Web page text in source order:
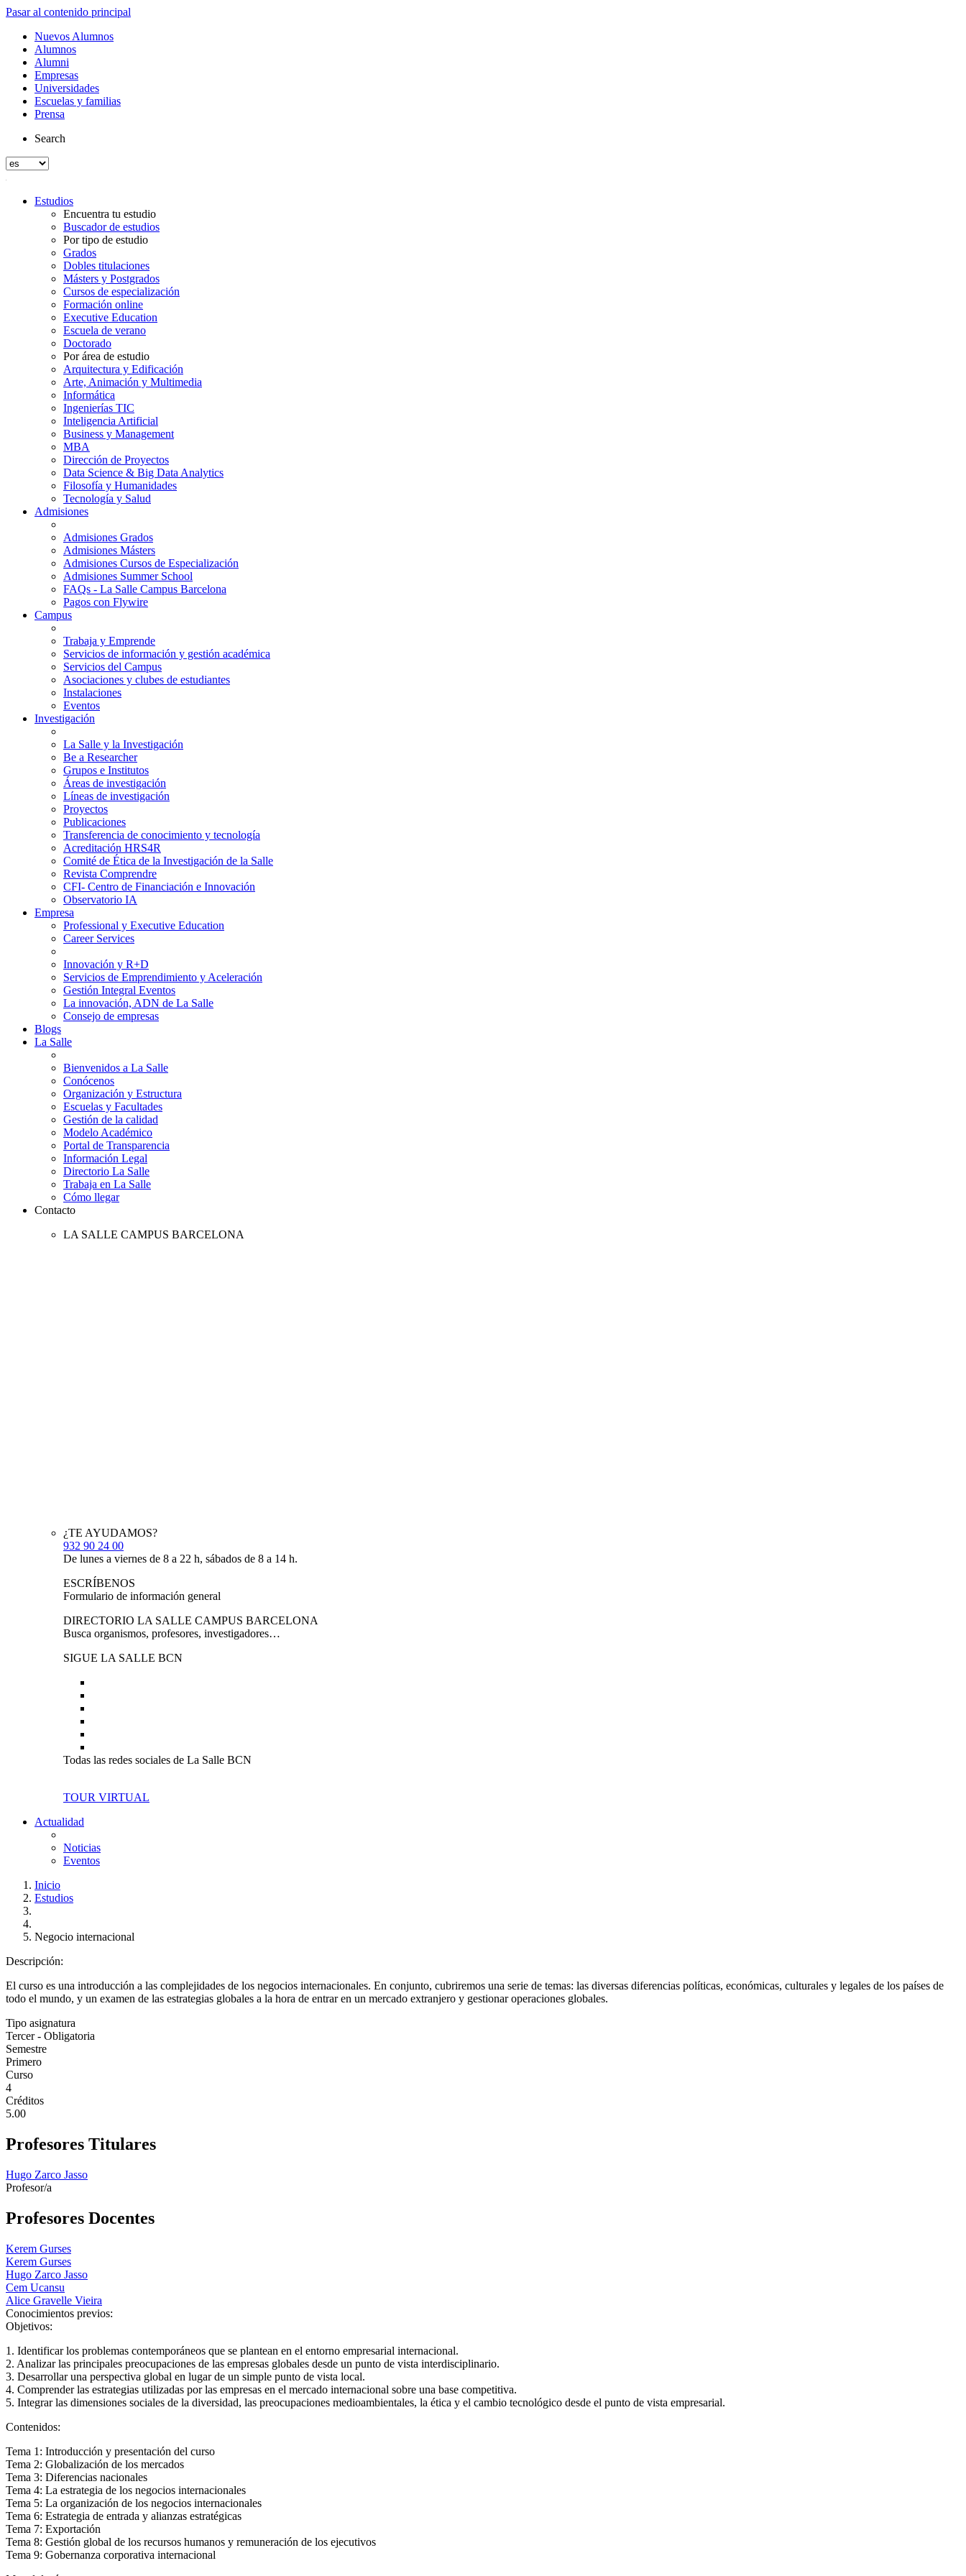
Pasar al contenido principal
Nuevos Alumnos
Alumnos
Alumni
Empresas
Universidades
Escuelas y familias
Prensa
Search
Estudios
Encuentra tu estudio
Buscador de estudios
Por tipo de estudio
Grados
Dobles titulaciones
Másters y Postgrados
Cursos de especialización
Formación online
Executive Education
Escuela de verano
Doctorado
Por área de estudio
Arquitectura y Edificación
Arte, Animación y Multimedia
Informática
Ingenierías TIC
Inteligencia Artificial
Business y Management
MBA
Dirección de Proyectos
Data Science & Big Data Analytics
Filosofía y Humanidades
Tecnología y Salud
Admisiones
Admisiones Grados
Admisiones Másters
Admisiones Cursos de Especialización
Admisiones Summer School
FAQs - La Salle Campus Barcelona
Pagos con Flywire
Campus
Trabaja y Emprende
Servicios de información y gestión académica
Servicios del Campus
Asociaciones y clubes de estudiantes
Instalaciones
Eventos
Investigación
La Salle y la Investigación
Be a Researcher
Grupos e Institutos
Áreas de investigación
Líneas de investigación
Proyectos
Publicaciones
Transferencia de conocimiento y tecnología
Acreditación HRS4R
Comité de Ética de la Investigación de la Salle
Revista Comprendre
CFI- Centro de Financiación e Innovación
Observatorio IA
Empresa
Professional y Executive Education
Career Services
Innovación y R+D
Servicios de Emprendimiento y Aceleración
Gestión Integral Eventos
La innovación, ADN de La Salle
Consejo de empresas
Blogs
La Salle
Bienvenidos a La Salle
Conócenos
Organización y Estructura
Escuelas y Facultades
Gestión de la calidad
Modelo Académico
Portal de Transparencia
Información Legal
Directorio La Salle
Trabaja en La Salle
Cómo llegar
Contacto
LA SALLE CAMPUS BARCELONA
¿TE AYUDAMOS?
932 90 24 00
De lunes a viernes de 8 a 22 h, sábados de 8 a 14 h.
ESCRÍBENOS
Formulario de información general
DIRECTORIO LA SALLE CAMPUS BARCELONA
Busca organismos, profesores, investigadores…
SIGUE LA SALLE BCN
Todas las redes sociales de La Salle BCN
TOUR VIRTUAL
Actualidad
Noticias
Eventos
Inicio
Estudios
Negocio internacional
Descripción:
El curso es una introducción a las complejidades de los negocios internacionales. En conjunto, cubriremos una serie de temas: las diversas diferencias políticas, económicas, culturales y legales de los países de
todo el mundo, y un examen de las estrategias globales a la hora de entrar en un mercado extranjero y gestionar operaciones globales.
Tipo asignatura
Tercer - Obligatoria
Semestre
Primero
Curso
4
Créditos
5.00
Profesores Titulares
Hugo Zarco Jasso
Profesor/a
Profesores Docentes
Kerem Gurses
Kerem Gurses
Hugo Zarco Jasso
Cem Ucansu
Alice Gravelle Vieira
Conocimientos previos:
Objetivos:
1. Identificar los problemas contemporáneos que se plantean en el entorno empresarial internacional.
2. Analizar las principales preocupaciones de las empresas globales desde un punto de vista interdisciplinario.
3. Desarrollar una perspectiva global en lugar de un simple punto de vista local.
4. Comprender las estrategias utilizadas por las empresas en el mercado internacional sobre una base competitiva.
5. Integrar las dimensiones sociales de la diversidad, las preocupaciones medioambientales, la ética y el cambio tecnológico desde el punto de vista empresarial.
Contenidos:
Tema 1: Introducción y presentación del curso
Tema 2: Globalización de los mercados
Tema 3: Diferencias nacionales
Tema 4: La estrategia de los negocios internacionales
Tema 5: La organización de los negocios internacionales
Tema 6: Estrategia de entrada y alianzas estratégicas
Tema 7: Exportación
Tema 8: Gestión global de los recursos humanos y remuneración de los ejecutivos
Tema 9: Gobernanza corporativa internacional